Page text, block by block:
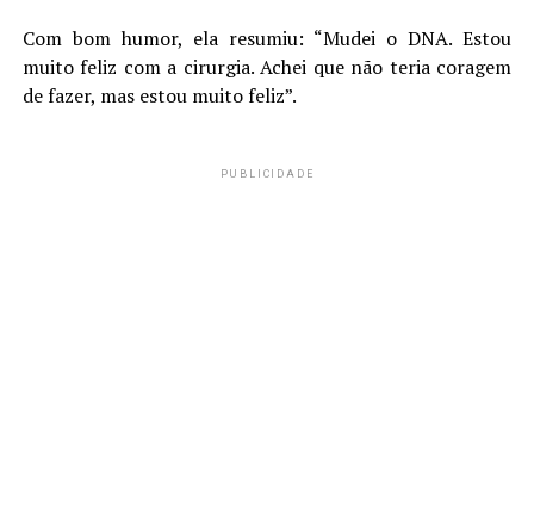
Com bom humor, ela resumiu: “Mudei o DNA. Estou
muito feliz com a cirurgia. Achei que não teria coragem
de fazer, mas estou muito feliz”.
PUBLICIDADE